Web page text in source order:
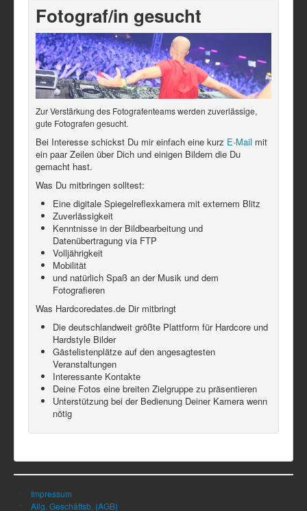
Fotograf/in gesucht
Zur Verstärkung des Fotografenteams werden zuverlässige,
gute Fotografen gesucht.
Bei Interesse schickst Du mir einfach eine kurz E-Mail mit
ein paar Zeilen über Dich und einigen Bildern die Du
gemacht hast.
Was Du mitbringen solltest:
Eine digitale Spiegelreflexkamera mit externem Blitz
Zuverlässigkeit
Kenntnisse in der Bildbearbeitung und
Datenübertragung via FTP
Volljährigkeit
Mobilität
und natürlich Spaß an der Musik und dem
Fotografieren
Was Hardcoredates.de Dir mitbringt
Die deutschlandweit größte Plattform für Hardcore und
Hardstyle Bilder
Gästelistenplätze auf den angesagtesten
Veranstaltungen
Interessante Kontakte
Deine Fotos eine breiten Zielgruppe zu präsentieren
Unterstützung bei der Bedienung Deiner Kamera wenn
nötig
Impressum
Allg. Geschäftsb. (AGB)